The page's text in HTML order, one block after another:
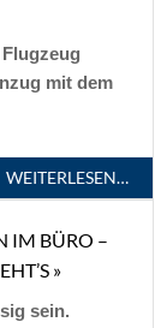
mit dem
WEITERLESEN…
IM BÜRO –
»
sein.